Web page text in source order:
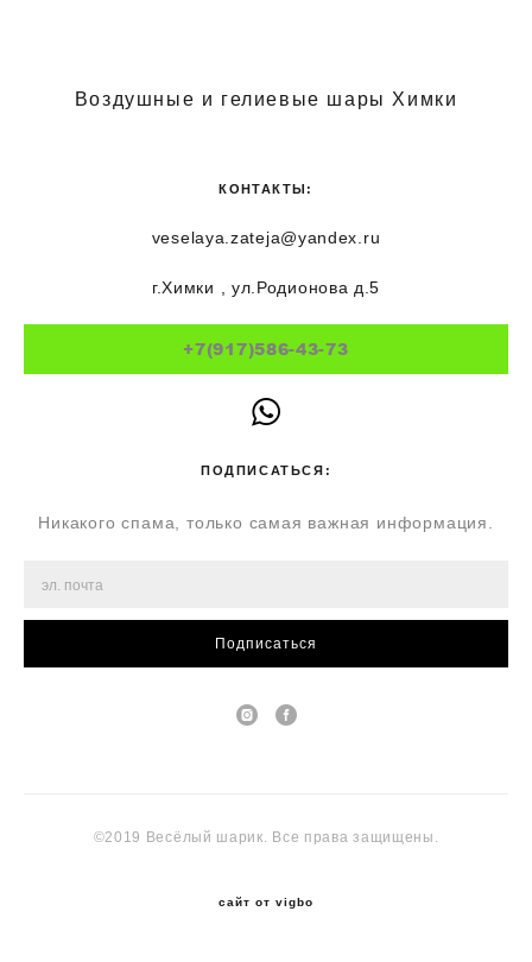
Воздушные и гелиевые шары Химки
КОНТАКТЫ:
veselaya.zateja@yandex.ru
г.Химки , ул.Родионова д.5
+7(917)586-43-73
ПОДПИСАТЬСЯ:
Никакого спама, только самая важная информация.
Подписаться
©2019 Весёлый шарик. Все права защищены.
сайт от vigbo